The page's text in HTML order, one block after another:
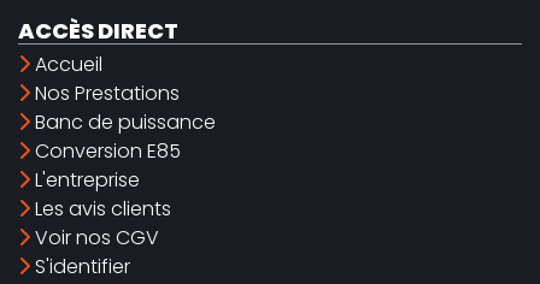
ACCÈS DIRECT
Accueil
Nos Prestations
Banc de puissance
Conversion E85
L'entreprise
Les avis clients
Voir nos CGV
S'identifier